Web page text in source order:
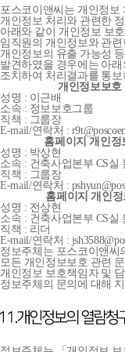
포스코이앤씨는 개인정보
개인정보 처리와 관련한
아래와 같이 개인정보 보
임직원의 개인정보와 관
개인정보의 유출 가능성
발견하였을 경우에는 아
조치하여 처리결과를 통
개인정보보호
성명 : 이근배
소속 : 정보보호그룹
직책 : 그룹장
E-mail/연락처 :
홈페이지 개인정
성명 : 박상현
소속 : 건축사업본부 CS실
직책 : 그룹장
E-mail/연락처 :
홈페이지 개인
성명 : 전상현
소속 : 건축사업본부 CS실
직책 : 리더
E-mail/연락처 :
정보주체는 포스코이앤씨
모든 개인정보보호 관련
개인정보 보호책임자 및
정보주체의 문의에 대해